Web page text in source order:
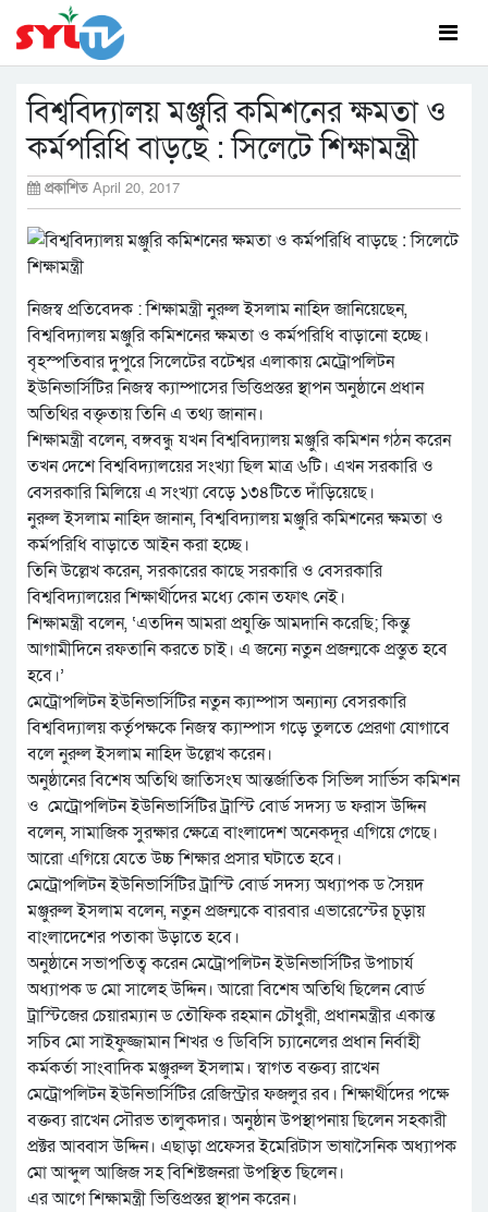
বিশ্ববিদ্যালয় মঞ্জুরি কমিশনের ক্ষমতা ও
কর্মপরিধি বাড়ছে : সিলেটে শিক্ষামন্ত্রী
প্রকাশিত April 20, 2017
নিজস্ব প্রতিবেদক : শিক্ষামন্ত্রী নুরুল ইসলাম নাহিদ জানিয়েছেন,
বিশ্ববিদ্যালয় মঞ্জুরি কমিশনের ক্ষমতা ও কর্মপরিধি বাড়ানো হচ্ছে।
বৃহস্পতিবার দুপুরে সিলেটের বটেশ্বর এলাকায় মেট্রোপলিটন
ইউনিভার্সিটির নিজস্ব ক্যাম্পাসের ভিত্তিপ্রস্তর স্থাপন অনুষ্ঠানে প্রধান
অতিথির বক্তৃতায় তিনি এ তথ্য জানান।
শিক্ষামন্ত্রী বলেন, বঙ্গবন্ধু যখন বিশ্ববিদ্যালয় মঞ্জুরি কমিশন গঠন করেন
তখন দেশে বিশ্ববিদ্যালয়ের সংখ্যা ছিল মাত্র ৬টি। এখন সরকারি ও
বেসরকারি মিলিয়ে এ সংখ্যা বেড়ে ১৩৪টিতে দাঁড়িয়েছে।
নুরুল ইসলাম নাহিদ জানান, বিশ্ববিদ্যালয় মঞ্জুরি কমিশনের ক্ষমতা ও
কর্মপরিধি বাড়াতে আইন করা হচ্ছে।
তিনি উল্লেখ করেন, সরকারের কাছে সরকারি ও বেসরকারি
বিশ্ববিদ্যালয়ের শিক্ষার্থীদের মধ্যে কোন তফাৎ নেই।
শিক্ষামন্ত্রী বলেন, ‘এতদিন আমরা প্রযুক্তি আমদানি করেছি; কিন্তু
আগামীদিনে রফতানি করতে চাই। এ জন্যে নতুন প্রজন্মকে প্রস্তুত হবে
হবে।’
মেট্রোপলিটন ইউনিভার্সিটির নতুন ক্যাম্পাস অন্যান্য বেসরকারি
বিশ্ববিদ্যালয় কর্তৃপক্ষকে নিজস্ব ক্যাম্পাস গড়ে তুলতে প্রেরণা যোগাবে
বলে নুরুল ইসলাম নাহিদ উল্লেখ করেন।
অনুষ্ঠানের বিশেষ অতিথি জাতিসংঘ আন্তর্জাতিক সিভিল সার্ভিস কমিশন
ও মেট্রোপলিটন ইউনিভার্সিটির ট্রাস্টি বোর্ড সদস্য ড ফরাস উদ্দিন
বলেন, সামাজিক সুরক্ষার ক্ষেত্রে বাংলাদেশ অনেকদূর এগিয়ে গেছে।
আরো এগিয়ে যেতে উচ্চ শিক্ষার প্রসার ঘটাতে হবে।
মেট্রোপলিটন ইউনিভার্সিটির ট্রাস্টি বোর্ড সদস্য অধ্যাপক ড সৈয়দ
মঞ্জুরুল ইসলাম বলেন, নতুন প্রজন্মকে বারবার এভারেস্টের চূড়ায়
বাংলাদেশের পতাকা উড়াতে হবে।
অনুষ্ঠানে সভাপতিত্ব করেন মেট্রোপলিটন ইউনিভার্সিটির উপাচার্য
অধ্যাপক ড মো সালেহ উদ্দিন। আরো বিশেষ অতিথি ছিলেন বোর্ড
ট্রাস্টিজের চেয়ারম্যান ড তৌফিক রহমান চৌধুরী, প্রধানমন্ত্রীর একান্ত
সচিব মো সাইফুজ্জামান শিখর ও ডিবিসি চ্যানেলের প্রধান নির্বাহী
কর্মকর্তা সাংবাদিক মঞ্জুরুল ইসলাম। স্বাগত বক্তব্য রাখেন
মেট্রোপলিটন ইউনিভার্সিটির রেজিস্ট্রার ফজলুর রব। শিক্ষার্থীদের পক্ষে
বক্তব্য রাখেন সৌরভ তালুকদার। অনুষ্ঠান উপস্থাপনায় ছিলেন সহকারী
প্রক্টর আব্বাস উদ্দিন। এছাড়া প্রফেসর ইমেরিটাস ভাষাসৈনিক অধ্যাপক
মো আব্দুল আজিজ সহ বিশিষ্টজনরা উপস্থিত ছিলেন।
এর আগে শিক্ষামন্ত্রী ভিত্তিপ্রস্তর স্থাপন করেন।